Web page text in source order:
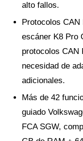
alto fallos.
Protocolos
escáner K8 Pro
protocolos CAN
necesidad de
adicionales.
Más de 42
guiado
FCA SGW,